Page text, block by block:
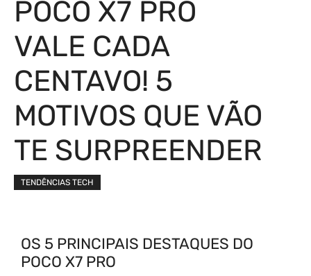
POCO X7 PRO
VALE CADA
CENTAVO! 5
MOTIVOS QUE VÃO
TE SURPREENDER
TENDÊNCIAS TECH
OS 5 PRINCIPAIS DESTAQUES DO
POCO X7 PRO